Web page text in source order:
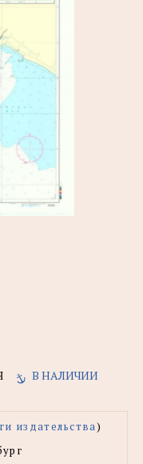
В НАЛИЧИИ
издательства)